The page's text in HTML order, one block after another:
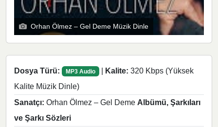
Orhan Ölmez – Gel Deme Müzik Dinle
Dosya Türü: MP3 Audio | Kalite: 320 Kbps (Yüksek
Kalite Müzik Dinle)
Sanatçı: Orhan Ölmez – Gel Deme Albümü, Şarkıları
ve Şarkı Sözleri